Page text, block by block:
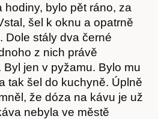
hodiny, bylo pět ráno, za
šel k oknu a opatrně
Dole stály dva černé
z nich právě
jen v pyžamu. Bylo mu
tak šel do kuchyně. Úplně
že dóza na kávu je už
nebyla ve městě